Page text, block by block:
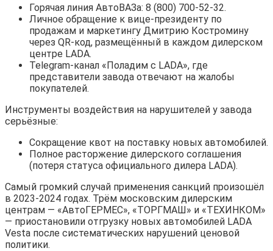
Горячая линия АвтоВАЗа: 8 (800) 700-52-32.
Личное обращение к вице-президенту по
продажам и маркетингу Дмитрию Костромину
через QR-код, размещённый в каждом дилерском
центре LADA.
Telegram-канал «Поладим с LADA», где
представители завода отвечают на жалобы
покупателей.
Инструменты воздействия на нарушителей у завода
серьёзные:
Сокращение квот на поставку новых автомобилей.
Полное расторжение дилерского соглашения
(потеря статуса официального дилера LADA).
Самый громкий случай применения санкций произошёл
в 2023-2024 годах. Трём московским дилерским
центрам — «АвтоГЕРМЕС», «ТОРГМАШ» и «ТЕХИНКОМ»
— приостановили отгрузку новых автомобилей LADA
Vesta после систематических нарушений ценовой
политики.